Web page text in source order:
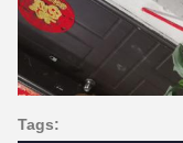
Tags: